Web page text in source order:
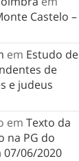
Castelo –
em Estudo de
de
e judeus
em Texto da
na PG do
07/06/2020